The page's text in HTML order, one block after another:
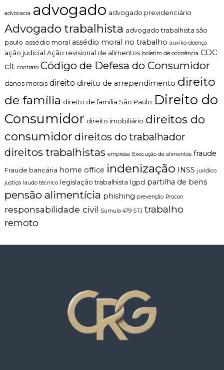
advocacia advogado advogado previdenciário
Advogado trabalhista advogado trabalhista são
paulo assédio moral assédio moral no trabalho auxílio-doença
ação judicial Ação revisional de alimentos boletim de ocorrência CDC
clt contrato Código de Defesa do Consumidor
danos morais direito direito de arrependimento direito
de família direito de família São Paulo Direito do
Consumidor direito imobiliário direitos do
consumidor direitos do trabalhador
direitos trabalhistas empresa Execução de alimentos fraude
Fraude bancária home office indenização INSS juridico
justiça laudo técnico legislação trabalhista lgpd partilha de bens
pensão alimentícia phishing prevenção Procon
responsabilidade civil Súmula 479 STJ trabalho
remoto